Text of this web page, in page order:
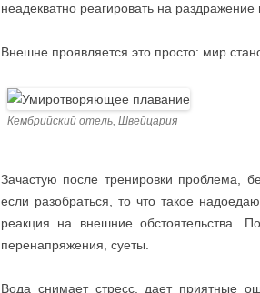
неадекватно реагировать на раздражение
Внешне проявляется это просто: мир
Кембрийский отель, Швейцария
Зачастую после тренировки проблема,
если разобраться, то что такое
реакция на внешние обстоятельства.
перенапряжения, суеты.
Вода снимает стресс, дает приятные